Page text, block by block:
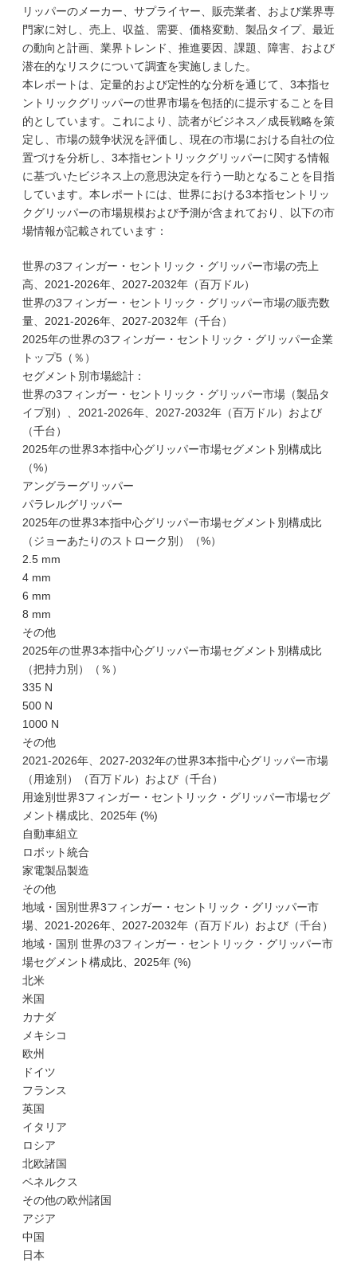
リッパーのメーカー、サプライヤー、販売業者、および業界専
門家に対し、売上、収益、需要、価格変動、製品タイプ、最近
の動向と計画、業界トレンド、推進要因、課題、障害、および
潜在的なリスクについて調査を実施しました。
本レポートは、定量的および定性的な分析を通じて、3本指セ
ントリックグリッパーの世界市場を包括的に提示することを目
的としています。これにより、読者がビジネス／成長戦略を策
定し、市場の競争状況を評価し、現在の市場における自社の位
置づけを分析し、3本指セントリックグリッパーに関する情報
に基づいたビジネス上の意思決定を行う一助となることを目指
しています。本レポートには、世界における3本指セントリッ
クグリッパーの市場規模および予測が含まれており、以下の市
場情報が記載されています：
世界の3フィンガー・セントリック・グリッパー市場の売上
高、2021-2026年、2027-2032年（百万ドル）
世界の3フィンガー・セントリック・グリッパー市場の販売数
量、2021-2026年、2027-2032年（千台）
2025年の世界の3フィンガー・セントリック・グリッパー企業
トップ5（％）
セグメント別市場総計：
世界の3フィンガー・セントリック・グリッパー市場（製品タ
イプ別）、2021-2026年、2027-2032年（百万ドル）および
（千台）
2025年の世界3本指中心グリッパー市場セグメント別構成比
（%）
アングラーグリッパー
パラレルグリッパー
2025年の世界3本指中心グリッパー市場セグメント別構成比
（ジョーあたりのストローク別）（%）
2.5 mm
4 mm
6 mm
8 mm
その他
2025年の世界3本指中心グリッパー市場セグメント別構成比
（把持力別）（％）
335 N
500 N
1000 N
その他
2021-2026年、2027-2032年の世界3本指中心グリッパー市場
（用途別）（百万ドル）および（千台）
用途別世界3フィンガー・セントリック・グリッパー市場セグ
メント構成比、2025年 (%)
自動車組立
ロボット統合
家電製品製造
その他
地域・国別世界3フィンガー・セントリック・グリッパー市
場、2021-2026年、2027-2032年（百万ドル）および（千台）
地域・国別 世界の3フィンガー・セントリック・グリッパー市
場セグメント構成比、2025年 (%)
北米
米国
カナダ
メキシコ
欧州
ドイツ
フランス
英国
イタリア
ロシア
北欧諸国
ベネルクス
その他の欧州諸国
アジア
中国
日本